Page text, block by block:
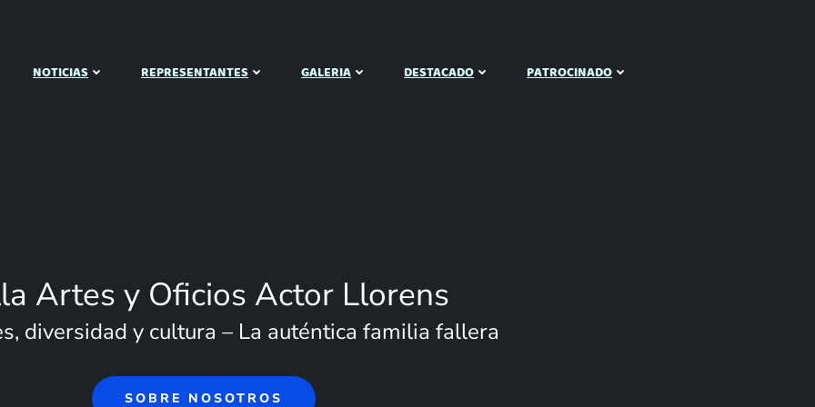
NOTICIAS REPRESENTANTES GALERIA DESTACADO PATROCINADO
Artes y Oficios Actor Llorens
diversidad y cultura – La auténtica familia fallera
SOBRE NOSOTROS